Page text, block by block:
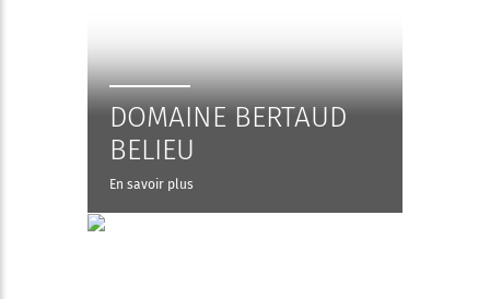
DOMAINE BERTAUD
BELIEU
En savoir plus